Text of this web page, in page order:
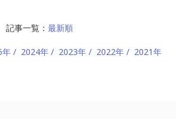
記事一覧： 最新順
年 2024年 2023年 2022年 2021年